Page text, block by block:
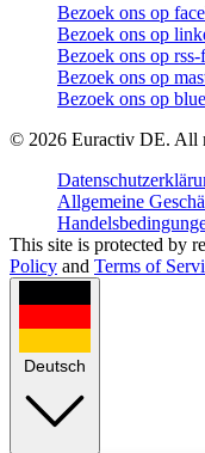
Bezoek ons op
Bezoek ons op
Bezoek ons op rss-
Bezoek ons op
Bezoek ons op
© 2026 Euractiv DE. All
Allgemeine
This site is protected by
Policy and Terms of
Deutsch